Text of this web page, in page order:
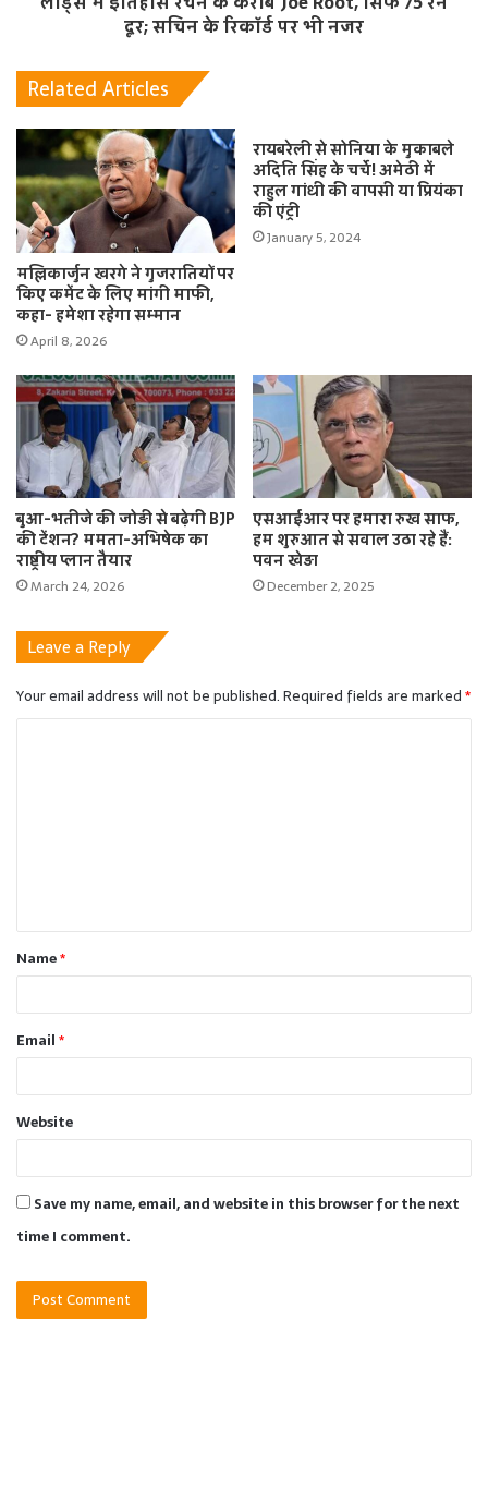
दूर; सचिन के रिकॉर्ड पर भी नजर
Related Articles
मल्लिकार्जुन खरगे ने गुजरातियों पर
किए कमेंट के लिए मांगी माफी,
कहा- हमेशा रहेगा सम्मान
April 8, 2026
रायबरेली से सोनिया के मुकाबले
अदिति सिंह के चर्चे! अमेठी में
राहुल गांधी की वापसी या प्रियंका
की एंट्री
January 5, 2024
बुआ-भतीजे की जोड़ी से बढ़ेगी BJP
की टेंशन? ममता-अभिषेक का
राष्ट्रीय प्लान तैयार
March 24, 2026
एसआईआर पर हमारा रुख साफ,
हम शुरुआत से सवाल उठा रहे हैं:
पवन खेड़ा
December 2, 2025
Leave a Reply
Your email address will not be published.Required fields are marked*
t
*Name*
Email*
Website
Save my name, email, and website in this browser for the next
time I comment.